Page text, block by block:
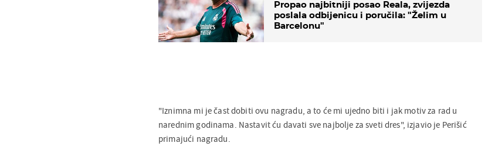
Propao najbitniji posao Reala, zvijezda
poslala odbijenicu i poručila: "Želim u
Barcelonu"
"Iznimna mi je čast dobiti ovu nagradu, a to će mi ujedno biti i jak motiv za rad u
narednim godinama. Nastavit ću davati sve najbolje za sveti dres", izjavio je Perišić
primajući nagradu.